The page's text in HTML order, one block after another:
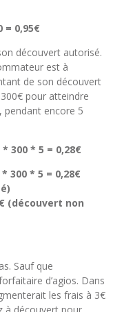
= 0,95€
découvert autorisé.
est à
de son découvert
pour atteindre
pendant encore 5
300 * 5 = 0,28€
300 * 5 = 0,28€
(découvert non
Sauf que
d’agios. Dans
les frais à 3€